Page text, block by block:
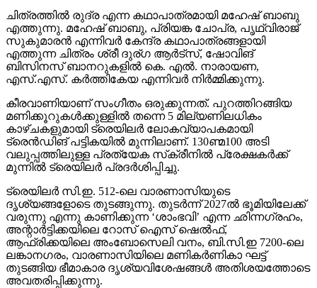
ചിത്രത്തില്‍ രുദ്ര എന്ന കഥാപാത്രമായി മഹേഷ് ബാബു
എത്തുന്നു. മഹേഷ് ബാബു, പ്രിയങ്ക ചോപ്ര, പൃഥ്വിരാജ്
സുകുമാരന്‍ എന്നിവര്‍ കേന്ദ്ര കഥാപാത്രങ്ങളായി
എത്തുന്ന ചിത്രം ശ്രീ ദുര്ഗ ആര്‍ട്‌സ്, ഷോവിങ്
ബിസിനസ് ബാനറുകളില്‍ കെ. എല്‍. നാരായണ,
എസ്.എസ്. കര്‍ത്തികേയ എന്നിവര്‍ നിര്‍മ്മിക്കുന്നു.
കീരവാണിയാണ് സംഗീതം ഒരുക്കുന്നത്. പുറത്തിറങ്ങിയ
മണിക്കൂറുകള്‍ക്കുള്ളില്‍ തന്നെ 5 മില്യണിലധികം
കാഴ്ചകളുമായി ട്രെയിലര്‍ ലോകവ്യാപകമായി
ട്രെന്‍ഡിങ് പട്ടികയില്‍ മുന്നിലാണ്. 130ണ്മ100 അടി
വലുപ്പത്തിലുള്ള പ്രത്യേക സ്‌ക്രീനില്‍ പ്രേക്ഷകര്‍ക്ക്
മുന്നില്‍ ട്രെയിലര്‍ പ്രദര്‍ശിപ്പിച്ചു.
ട്രെയിലര്‍ സി.ഇ. 512-ലെ വാരണാസിയുടെ
ദൃശ്യങ്ങളോടെ തുടങ്ങുന്നു. തുടര്‍ന്ന് 2027ല്‍ ഭൂമിയിലേക്ക്
വരുന്നു എന്നു കാണിക്കുന്ന ‘ശാംഭവി’ എന്ന ഛിന്നഗ്രഹം,
അന്റാര്‍ട്ടിക്കയിലെ റോസ് ഐസ് ഷെല്‍ഫ്,
ആഫ്രിക്കയിലെ അംബോസെലി വനം, ബി.സി.ഇ 7200-ലെ
ലങ്കാനഗരം, വാരണാസിയിലെ മണികര്‍ണികാ ഘട്ട്
തുടങ്ങിയ ഭീമാകാര ദൃശ്യവിശേഷങ്ങള്‍ അതിശയത്തോടെ
അവതരിപ്പിക്കുന്നു.